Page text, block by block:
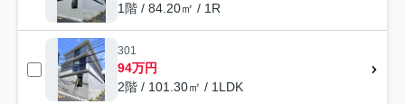
1階 / 84.20㎡ / 1R
301
94万円
2階 / 101.30㎡ / 1LDK